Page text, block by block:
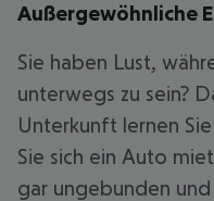
Außergewöhnliche
Sie haben Lust,
unterwegs zu sein?
Unterkunft lernen
Sie sich ein Auto
gar ungebunden